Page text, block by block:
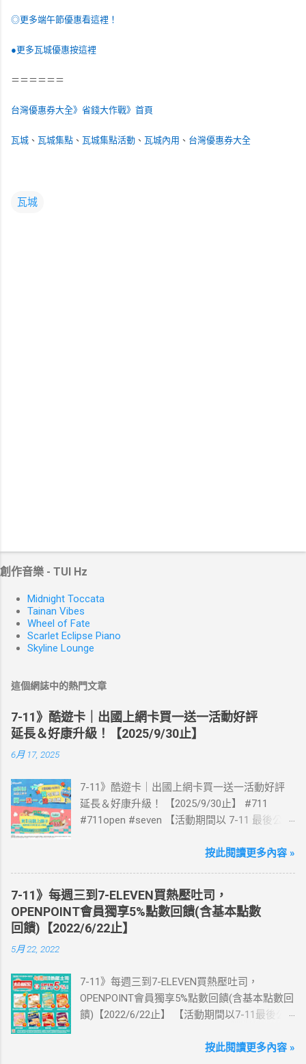
◎更多端午節優惠看這裡！
●更多瓦城優惠按這裡
＝＝＝＝＝＝
台灣優惠券大全》省錢大作戰》首頁
瓦城 、 瓦城集點 、 瓦城集點活動 、 瓦城內用 、 台灣優惠券大全
瓦城
創作音樂 - TUI Hz
Midnight Toccata
Tainan Vibes
Wheel of Fate
Scarlet Eclipse Piano
Skyline Lounge
這個網誌中的熱門文章
7-11》酷遊卡｜出國上網卡買一送一活動好評
延長＆好康升級！【2025/9/30止】
6月 17, 2025
7-11》酷遊卡｜出國上網卡買一送一活動好評
延長＆好康升級！ 【2025/9/30止】 #711
#711open #seven 【活動期間以 7-11 最後公告
國上網卡 方便、快速、享買一送一優惠！ > 實
送王品集團300元即享券。 (出國開通啟用後回
活動網站登錄 【點我登錄】 ) > eSIM出國上網
卡：好康升級！購買eSIM「吃到飽」方案；即
送同天數「吃到飽」方案。 (例：買1張日本5天
來超商買省錢又方便💰 ·活動詳情：好康優惠看
這邊 【點我看好康優惠】 ·eSIM ibon 購買教學
【點我觀看教學】 📲 全球上網首選，速度穩
澳、美國、菲律賓、歐洲、土耳其 熱門地區通
按此閱讀更多內容 »
7-11》每週三到7-ELEVEN買熱壓吐司，
OPENPOINT會員獨享5%點數回饋(含基本點數
回饋)【2022/6/22止】
5月 22, 2022
7-11》每週三到7-ELEVEN買熱壓吐司，
OPENPOINT會員獨享5%點數回饋(含基本點數回
饋)【2022/6/22止】 【活動期間以7-11最後公
111/5/4~6/22 每週三到7-ELEVEN買熱壓吐司
按此閱讀更多內容 »